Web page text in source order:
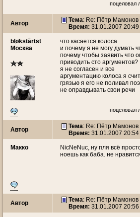
поцеловал
Автор Тема: Re: Пётр Мамонов
Время: 31.01.2007 20:49
bløkstårtst
Москва
что касается колоса
и почему я не могу думать
почему чтобы заявить что
приводить сто аргументов?
я не согласен и все
аргументацию колоса я
грязью я его не поливал
не оправдывать свои речи
поцеловал
Автор Тема: Re: Пётр Мамонов
Время: 31.01.2007 20:54
Макко
NicNeNuc, ну пля всё
ноешь как баба. не
Автор Тема: Re: Пётр Мамонов
Время: 31.01.2007 20:56